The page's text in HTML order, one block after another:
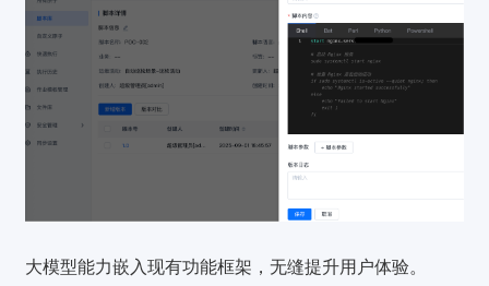
大模型能力嵌入现有功能框架，无缝提升用户体验。